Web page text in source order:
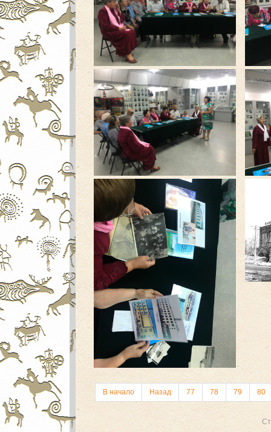
В начало Назад 77 78 79 80